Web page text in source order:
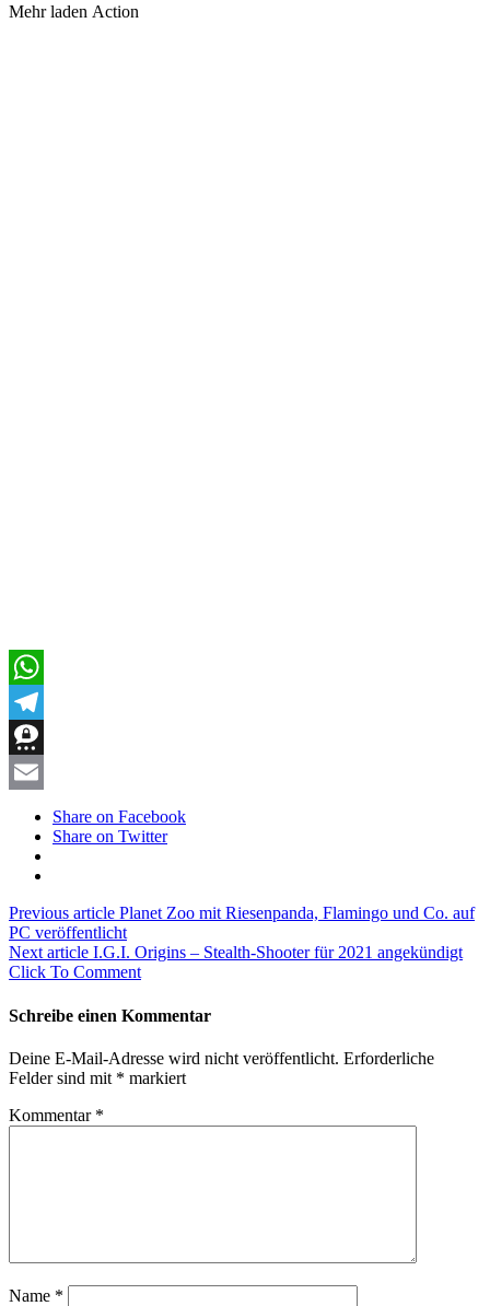
Mehr laden Action
WhatsApp
Telegram
Threema
Share on Facebook
Share on Twitter
Previous article Planet Zoo mit Riesenpanda, Flamingo und Co. auf
PC veröffentlicht
Next article I.G.I. Origins – Stealth-Shooter für 2021 angekündigt
Click To Comment
Schreibe einen Kommentar
Deine E-Mail-Adresse wird nicht veröffentlicht. Erforderliche
Felder sind mit * markiert
Kommentar *
Name *